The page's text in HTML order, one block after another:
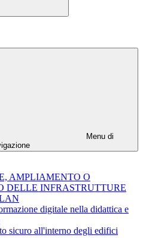
Menu di
AMPLIAMENTO O
DELLE INFRASTRUTTURE
digitale nella didattica e
sicuro all'interno degli edifici